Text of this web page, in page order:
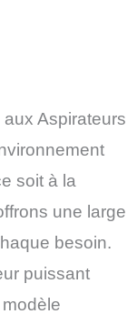
Aspirateurs
soit à la
une large
besoin.
puissant